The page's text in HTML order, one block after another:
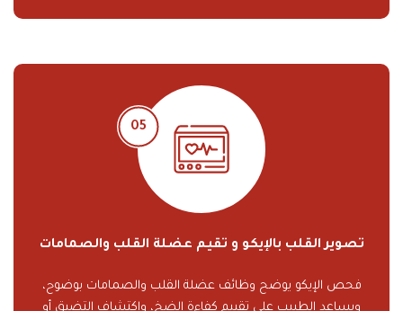
تصوير القلب بالإيكو و تقيم عضلة القلب والصمامات
فحص الإيكو يوضح وظائف عضلة القلب والصمامات بوضوح،
ويساعد الطبيب على تقييم كفاءة الضخ، واكتشاف التضيق أو